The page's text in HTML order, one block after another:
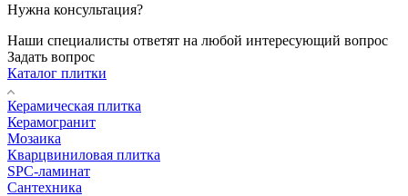
Нужна консультация?
Наши специалисты ответят на любой интересующий вопрос
Задать вопрос
Каталог плитки
Керамическая плитка
Керамогранит
Мозаика
Кварцвиниловая плитка
SPC-ламинат
Сантехника